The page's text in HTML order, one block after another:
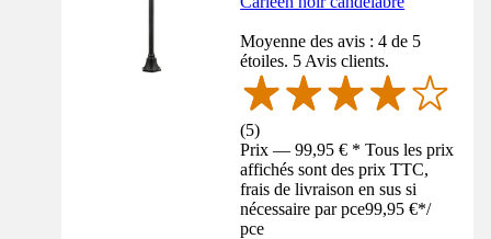
Moyenne des avis : 4 de 5
étoiles. 5 Avis clients.
(5)
Prix — 99,95 € * Tous les prix
affichés sont des prix TTC,
frais de livraison en sus si
nécessaire par pce99,95 €*/
pce